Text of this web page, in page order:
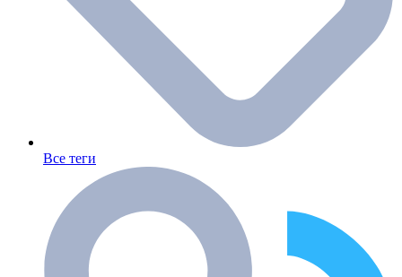
Все теги